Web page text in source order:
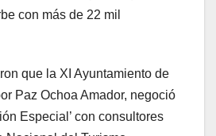
con más de 22 mil
que la XI Ayuntamiento de
Paz Ochoa Amador, negoció
Especial’ con consultores